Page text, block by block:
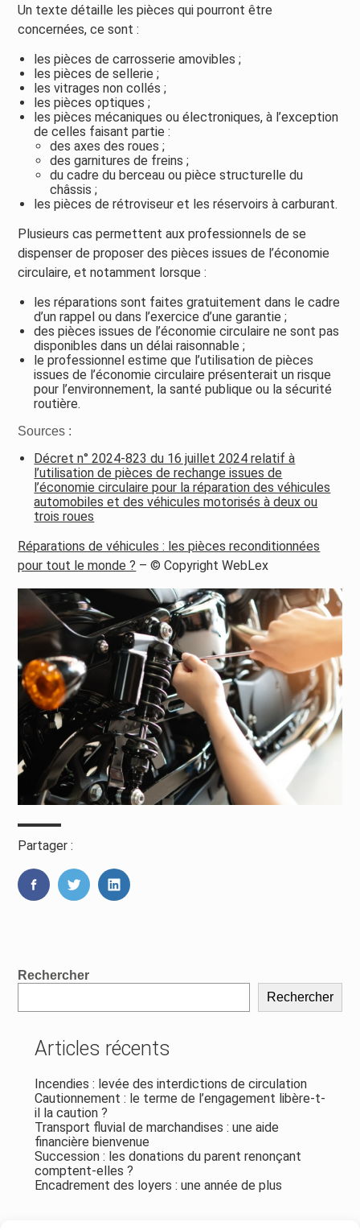
Un texte détaille les pièces qui pourront être
concernées, ce sont :
les pièces de carrosserie amovibles ;
les pièces de sellerie ;
les vitrages non collés ;
les pièces optiques ;
les pièces mécaniques ou électroniques, à l’exception
de celles faisant partie :
des axes des roues ;
des garnitures de freins ;
du cadre du berceau ou pièce structurelle du
châssis ;
les pièces de rétroviseur et les réservoirs à carburant.
Plusieurs cas permettent aux professionnels de se
dispenser de proposer des pièces issues de l’économie
circulaire, et notamment lorsque :
les réparations sont faites gratuitement dans le cadre
d’un rappel ou dans l’exercice d’une garantie ;
des pièces issues de l’économie circulaire ne sont pas
disponibles dans un délai raisonnable ;
le professionnel estime que l’utilisation de pièces
issues de l’économie circulaire présenterait un risque
pour l’environnement, la santé publique ou la sécurité
routière.
Sources :
Décret n° 2024-823 du 16 juillet 2024 relatif à
l’utilisation de pièces de rechange issues de
l’économie circulaire pour la réparation des véhicules
automobiles et des véhicules motorisés à deux ou
trois roues
Réparations de véhicules : les pièces reconditionnées
pour tout le monde ? – © Copyright WebLex
Partager :
FaceBookTwitterLinkedIn
Blog
Rechercher
Rechercher
Articles récents
Incendies : levée des interdictions de circulation
Cautionnement : le terme de l’engagement libère-t-
il la caution ?
Transport fluvial de marchandises : une aide
financière bienvenue
Succession : les donations du parent renonçant
comptent-elles ?
Encadrement des loyers : une année de plus